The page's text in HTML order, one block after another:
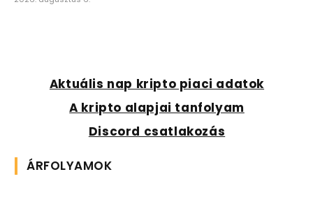
Aktuális nap kripto piaci adatok
A kripto alapjai tanfolyam
Discord csatlakozás
ÁRFOLYAMOK